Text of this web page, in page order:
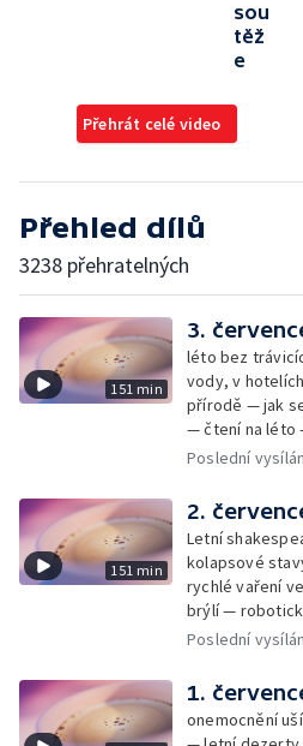
sou
těž
e
Přehrát celé video
Přehled dílů
3238 přehratelných
151 min
3.
léto bez
vody, v
přírodě — jak
— čtení na léto
Samko
Poslední
151 min
2.
Letní
kolapsové
rychlé vaření
brýlí —
rekordmanka —
Poslední
1.
onemocnění